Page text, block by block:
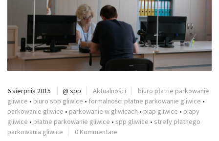
6 sierpnia 2015 @ spp Aktualności
biuro płatne parkowanie
gliwice • biuro spp gliwice • formalności płatne parkowanie gliwice •
parkowanie gliwice • parkowanie w gliwicach • piap gliwice • piapy
gliwice • płatne parkowanie gliwice • spp gliwice • strefy płatnego
parkowania gliwice
0 Kommentare